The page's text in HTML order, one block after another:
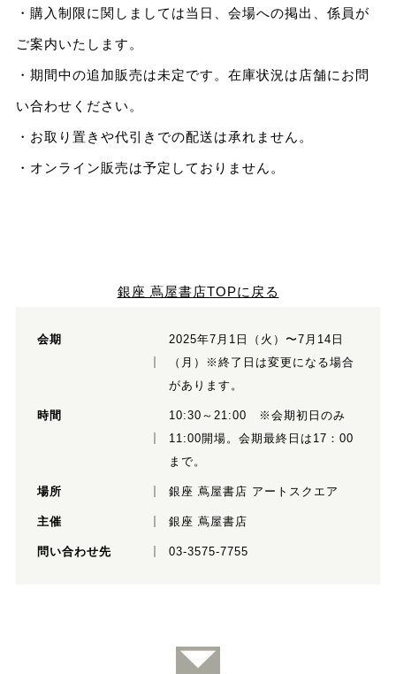
・購入制限に関しましては当日、会場への掲出、係員が
ご案内いたします。
・期間中の追加販売は未定です。在庫状況は店舗にお問
い合わせください。
・お取り置きや代引きでの配送は承れません。
・オンライン販売は予定しておりません。
銀座 蔦屋書店TOPに戻る
会期
2025年7⽉1⽇（火）〜7⽉14⽇
（月）※終了⽇は変更になる場合
があります。
時間
10:30～21:00 ※会期初日のみ
11:00開場。会期最終日は17：00
まで。
場所 銀座 蔦屋書店 アートスクエア
主催 銀座 蔦屋書店
問い合わせ先 03-3575-7755